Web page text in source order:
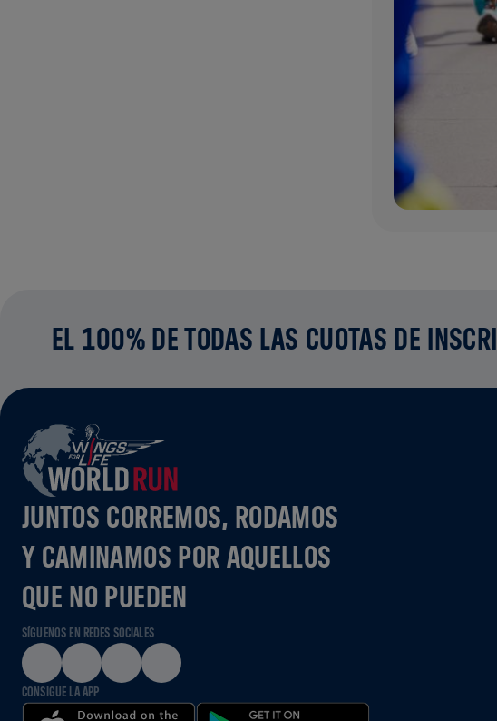
EL 100% DE TODAS LAS CUOTAS DE
JUNTOS CORREMOS, RODAMOS
Y CAMINAMOS POR AQUELLOS
QUE NO PUEDEN
SÍGUENOS EN REDES SOCIALES
CONSIGUE LA APP